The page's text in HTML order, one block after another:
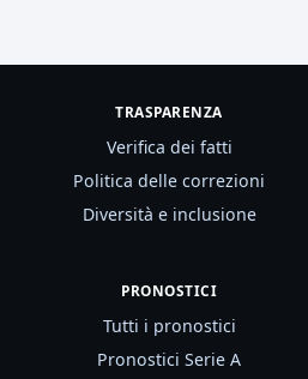
TRASPARENZA
Verifica dei fatti
Politica delle correzioni
Diversità e inclusione
PRONOSTICI
Tutti i pronostici
Pronostici Serie A